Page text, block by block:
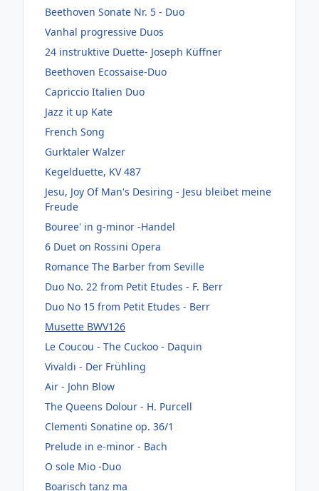
Beethoven Sonate Nr. 5 - Duo
Vanhal progressive Duos
24 instruktive Duette- Joseph Küffner
Beethoven Ecossaise-Duo
Capriccio Italien Duo
Jazz it up Kate
French Song
Gurktaler Walzer
Kegelduette, KV 487
Jesu, Joy Of Man's Desiring - Jesu bleibet meine
Freude
Bouree' in g-minor -Handel
6 Duet on Rossini Opera
Romance The Barber from Seville
Duo No. 22 from Petit Etudes - F. Berr
Duo No 15 from Petit Etudes - Berr
Musette BWV126
Le Coucou - The Cuckoo - Daquin
Vivaldi - Der Frühling
Air - John Blow
The Queens Dolour - H. Purcell
Clementi Sonatine op. 36/1
Prelude in e-minor - Bach
O sole Mio -Duo
Boarisch tanz ma